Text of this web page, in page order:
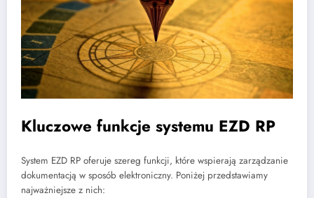
Kluczowe funkcje systemu EZD RP
System EZD RP oferuje szereg funkcji, które wspierają zarządzanie
dokumentacją w sposób elektroniczny. Poniżej przedstawiamy
najważniejsze z nich: